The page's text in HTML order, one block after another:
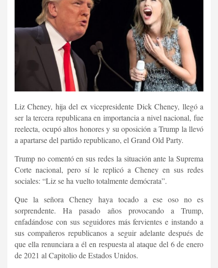
Liz Cheney, hija del ex vicepresidente Dick Cheney, llegó a
ser la tercera republicana en importancia a nivel nacional, fue
reelecta, ocupó altos honores y su oposición a Trump la llevó
a apartarse del partido republicano, el Grand Old Party.
Trump no comentó en sus redes la situación ante la Suprema
Corte nacional, pero sí le replicó a Cheney en sus redes
sociales: “Liz se ha vuelto totalmente demócrata”.
Que la señora Cheney haya tocado a ese oso no es
sorprendente. Ha pasado años provocando a Trump,
enfadándose con sus seguidores más fervientes e instando a
sus compañeros republicanos a seguir adelante después de
que ella renunciara a él en respuesta al ataque del 6 de enero
de 2021 al Capitolio de Estados Unidos.